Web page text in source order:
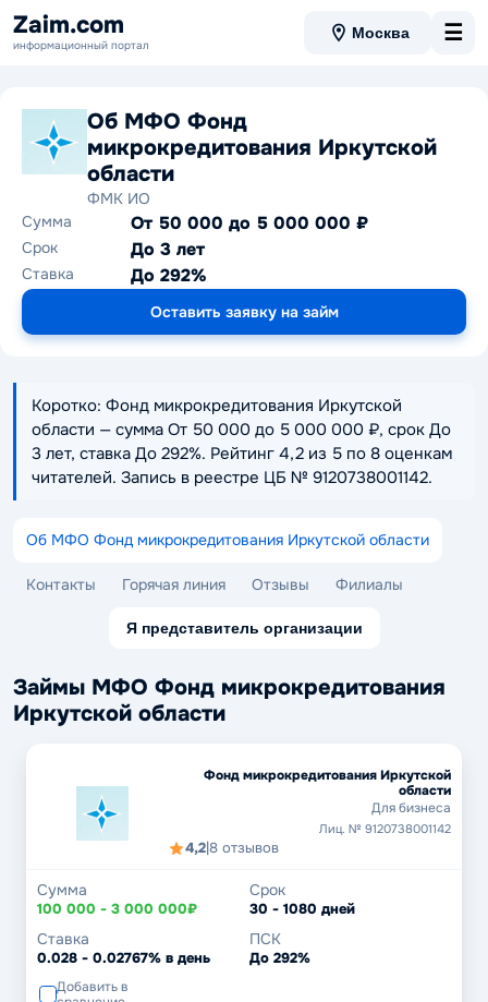
Zaim.com
информационный портал
Москва ☰
Об МФО Фонд
микрокредитования Иркутской
области
ФМК ИО
Сумма
От 50 000 до 5 000 000 ₽
Срок До 3 лет
Ставка До 292%
Оставить заявку на займ
Коротко: Фонд микрокредитования Иркутской
области — сумма От 50 000 до 5 000 000 ₽, срок До
3 лет, ставка До 292%. Рейтинг 4,2 из 5 по 8 оценкам
читателей. Запись в реестре ЦБ № 9120738001142.
Об МФО Фонд микрокредитования Иркутской области
Контакты Горячая линия Отзывы Филиалы
Я представитель организации
Займы МФО Фонд микрокредитования
Иркутской области
Фонд микрокредитования Иркутской
области
Для бизнеса
Лиц. № 9120738001142
4,2|8 отзывов
Сумма
100 000 - 3 000 000₽
Срок
30 - 1080 дней
Ставка
0.028 - 0.02767% в день
ПСК
До 292%
Добавить в